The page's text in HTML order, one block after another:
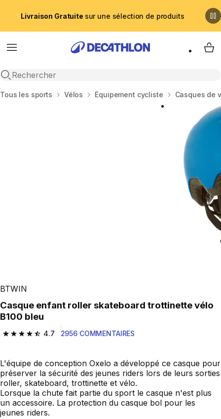
Livraison Gratuite sur une sélection de produits
Menu
Recherche ouverte
My
Accueil
Tous les sports Vélos Équipement cycliste Casques de
BTWIN
Casque enfant roller skateboard trottinette vélo
B100 bleu
4.7
4.7 out of 5 stars from 2956 reviews
2956 COMMENTAIRES
L'équipe de conception Oxelo a développé ce casque pour
préserver la sécurité des jeunes riders lors de leurs sorties
roller, skateboard, trottinette et vélo.
Lorsque la chute fait partie du sport le casque n'est plus
un accessoire. La protection du casque bol pour les
jeunes riders.